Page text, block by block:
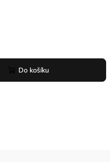
Do košíku